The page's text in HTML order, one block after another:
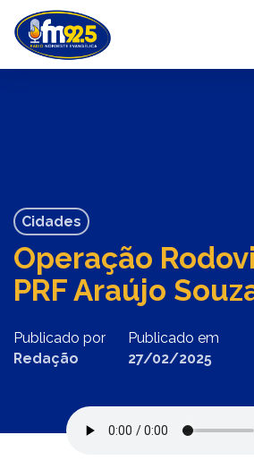
Previous
Cidades
Operação
PRF Araújo
Publicado por
Redação
Publicado em
27/02/2025